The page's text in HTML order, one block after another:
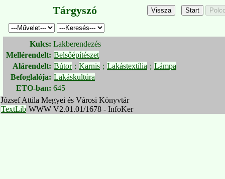
Tárgyszó
Kulcs: Lakberendezés
Mellérendelt: Belsőépítészet
Alárendelt: Bútor ; Karnis ; Lakástextília ; Lámpa
Befoglalója: Lakáskultúra
ETO-ban: 645
József Attila Megyei és Városi Könyvtár
TextLib WWW V2.01.01/1678 - InfoKer